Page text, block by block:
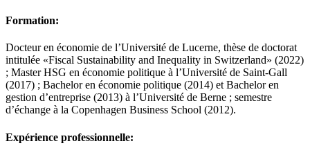
Formation:
Docteur en économie de l’Université de Lucerne, thèse de doctorat
intitulée «Fiscal Sustainability and Inequality in Switzerland» (2022)
; Master HSG en économie politique à l’Université de Saint-Gall
(2017) ; Bachelor en économie politique (2014) et Bachelor en
gestion d’entreprise (2013) à l’Université de Berne ; semestre
d’échange à la Copenhagen Business School (2012).
Expérience professionnelle: